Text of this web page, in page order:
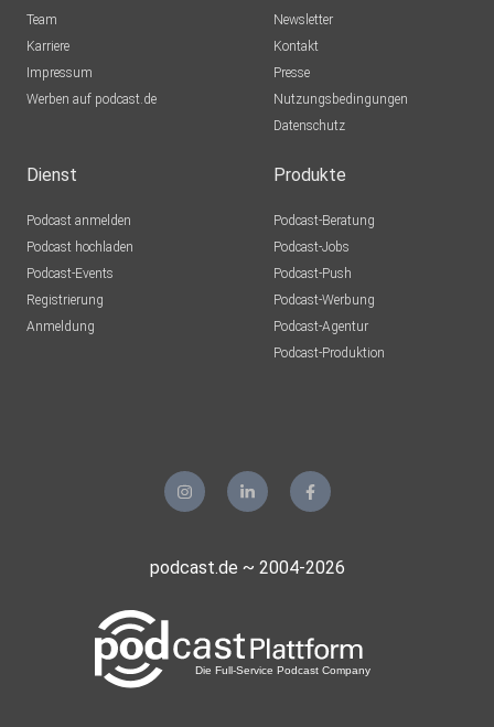
Team
Karriere
Impressum
Werben auf podcast.de
Newsletter
Kontakt
Presse
Nutzungsbedingungen
Datenschutz
Dienst
Podcast anmelden
Podcast hochladen
Podcast-Events
Registrierung
Anmeldung
Produkte
Podcast-Beratung
Podcast-Jobs
Podcast-Push
Podcast-Werbung
Podcast-Agentur
Podcast-Produktion
podcast.de ~ 2004-2026